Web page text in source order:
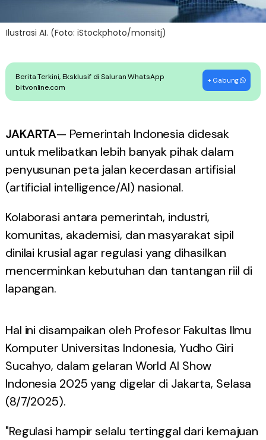
Ilustrasi AI. (Foto: iStockphoto/monsitj)
Berita Terkini, Eksklusif di Saluran WhatsApp
bitvonline.com
+ Gabung
JAKARTA— Pemerintah Indonesia didesak
untuk melibatkan lebih banyak pihak dalam
penyusunan peta jalan kecerdasan artifisial
(artificial intelligence/AI) nasional.
Kolaborasi antara pemerintah, industri,
komunitas, akademisi, dan masyarakat sipil
dinilai krusial agar regulasi yang dihasilkan
mencerminkan kebutuhan dan tantangan riil di
lapangan.
Hal ini disampaikan oleh Profesor Fakultas Ilmu
Komputer Universitas Indonesia, Yudho Giri
Sucahyo, dalam gelaran World AI Show
Indonesia 2025 yang digelar di Jakarta, Selasa
(8/7/2025).
"Regulasi hampir selalu tertinggal dari kemajuan